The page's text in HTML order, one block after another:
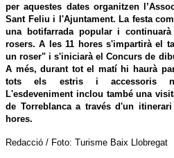
per aquestes dates organitzen
Sant Feliu i l'Ajuntament. La festa
una botifarrada popular i
rosers. A les 11 hores s'impartirà el
un roser" i s'iniciarà el Concurs de
A més, durant tot el matí hi haurà
tots els estris i accessoris
L'esdeveniment inclou també una
de Torreblanca a través d'un
hores.
Redacció / Foto: Turisme Baix Llobregat